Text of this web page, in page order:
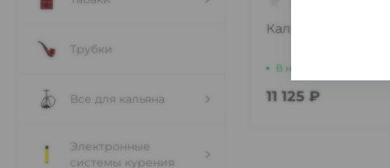
Трубки
Все для кальяна
Электронные
системы курения
Кальян HK-L 506
В наличии
11 125 ₽